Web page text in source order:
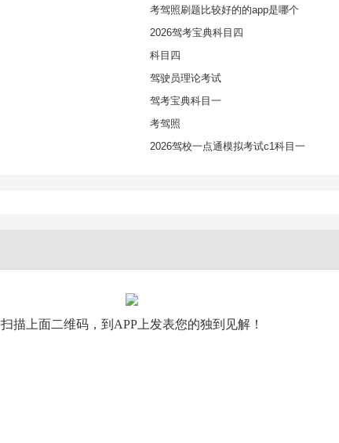
考驾照刷题比较好的的app是哪个
2026驾考宝典科目四
科目四
驾驶员理论考试
驾考宝典科目一
考驾照
2026驾校一点通模拟考试c1科目一
扫描上面二维码，到APP上发表您的独到见解！